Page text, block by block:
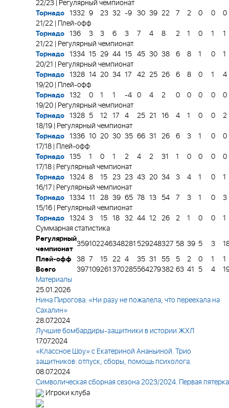
22/23 | Регулярный чемпионат
Торнадо
1332 9 23 32 -9 30 39 22 7 2 0 0
0
21/22 | Плей-офф
Торнадо
136 3 3 6 3 7 4 8 2 1 0 1
1
21/22 | Регулярный чемпионат
Торнадо
1334 15 29 44 15 45 30 38 6 8 1 0
1
20/21 | Регулярный чемпионат
Торнадо
1328 14 20 34 17 42 25 26 6 8 0 1
4
19/20 | Плей-офф
Торнадо
132 0 1 1 -4 0 4 2 0 0 0 0
0
19/20 | Регулярный чемпионат
Торнадо
1328 5 12 17 4 25 21 16 4 1 0 0
2
18/19 | Регулярный чемпионат
Торнадо
1336 10 20 30 35 66 31 26 6 3 1 0
0
17/18 | Плей-офф
Торнадо
135 1 0 1 2 4 2 31 1 0 0 0
0
17/18 | Регулярный чемпионат
Торнадо
1324 8 15 23 23 43 20 34 3 4 1 0
1
16/17 | Регулярный чемпионат
Торнадо
1334 11 28 39 65 78 13 54 7 3 1 0
3
15/16 | Регулярный чемпионат
Торнадо
1324 3 15 18 32 44 12 26 2 1 0 0
1
Суммарная статистика
Регулярный
чемпионат
359102246348281 529248327 58 39 5 3
Плей-офф 38 7 15 22 4 35 31 55 5 2 0 1
1
Всего
397109261 370285564279382 63 41 5 4
Материалы
25.01.2026
Нина Пирогова: «Ни разу не пожалела, что переехала на
Сахалин»
28.07.2024
Лучшие бомбардиры-защитники в истории ЖХЛ
17.07.2024
«Классное Шоу» с Екатериной Ананьиной. Трио
защитников: отпуск, сборы, помощь психолога.
08.07.2024
Символическая сборная сезона 2023/2024. Первая пятерка
Игроки клуба